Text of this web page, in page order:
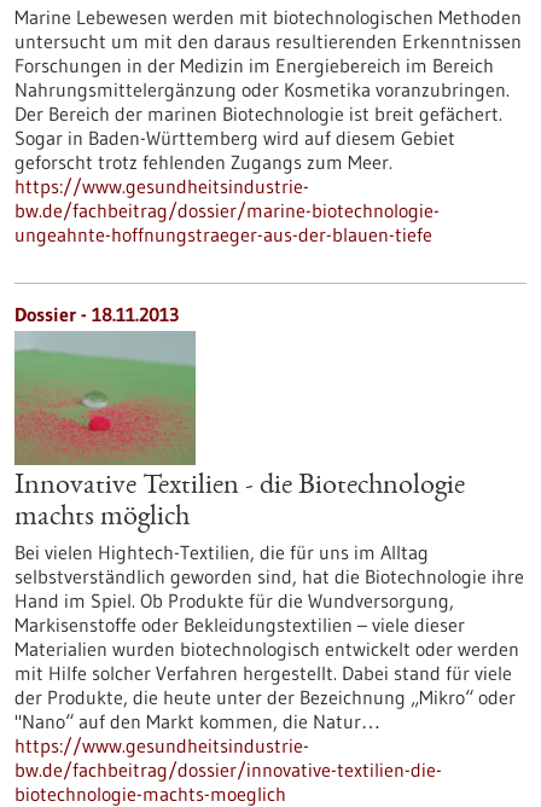
Marine Lebewesen werden mit biotechnologischen Methoden
untersucht um mit den daraus resultierenden Erkenntnissen
Forschungen in der Medizin im Energiebereich im Bereich
Nahrungsmittelergänzung oder Kosmetika voranzubringen.
Der Bereich der marinen Biotechnologie ist breit gefächert.
Sogar in Baden-Württemberg wird auf diesem Gebiet
geforscht trotz fehlenden Zugangs zum Meer.
https://www.gesundheitsindustrie-
bw.de/fachbeitrag/dossier/marine-biotechnologie-
ungeahnte-hoffnungstraeger-aus-der-blauen-tiefe
Dossier - 18.11.2013
Innovative Textilien - die Biotechnologie
machts möglich
Bei vielen Hightech-Textilien, die für uns im Alltag
selbstverständlich geworden sind, hat die Biotechnologie ihre
Hand im Spiel. Ob Produkte für die Wundversorgung,
Markisenstoffe oder Bekleidungstextilien – viele dieser
Materialien wurden biotechnologisch entwickelt oder werden
mit Hilfe solcher Verfahren hergestellt. Dabei stand für viele
der Produkte, die heute unter der Bezeichnung „Mikro“ oder
"Nano“ auf den Markt kommen, die Natur…
https://www.gesundheitsindustrie-
bw.de/fachbeitrag/dossier/innovative-textilien-die-
biotechnologie-machts-moeglich